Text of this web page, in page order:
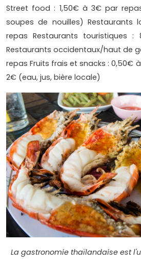
Street food : 1,50€ à 3€ par
soupes de nouilles)
repas Restaurants touristiques
Restaurants occidentaux/haut de
repas Fruits frais et snacks : 0,50€
2€ (eau, jus, bière locale)
La gastronomie thaïlandaise est